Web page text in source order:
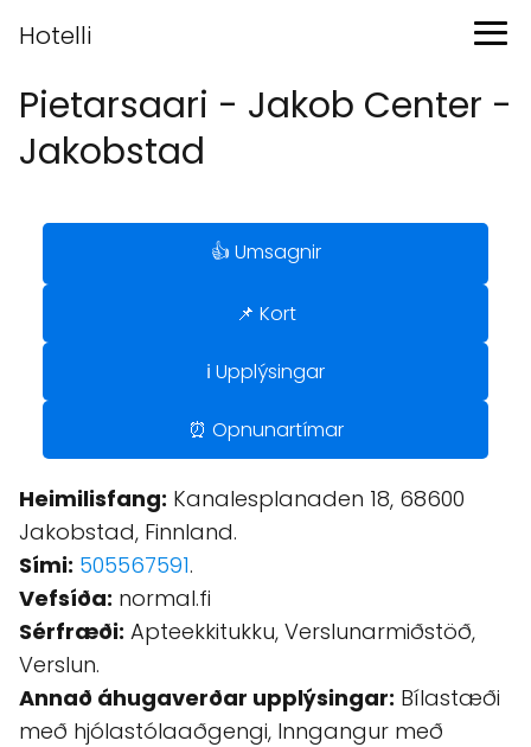
Hotelli
Pietarsaari - Jakob Center -
Jakobstad
👍 Umsagnir
📌 Kort
ℹ️ Upplýsingar
⏰ Opnunartímar
Heimilisfang: Kanalesplanaden 18, 68600
Jakobstad, Finnland.
Sími: 505567591.
Vefsíða: normal.fi
Sérfræði: Apteekkitukku, Verslunarmiðstöð,
Verslun.
Annað áhugaverðar upplýsingar: Bílastæði
með hjólastólaaðgengi, Inngangur með